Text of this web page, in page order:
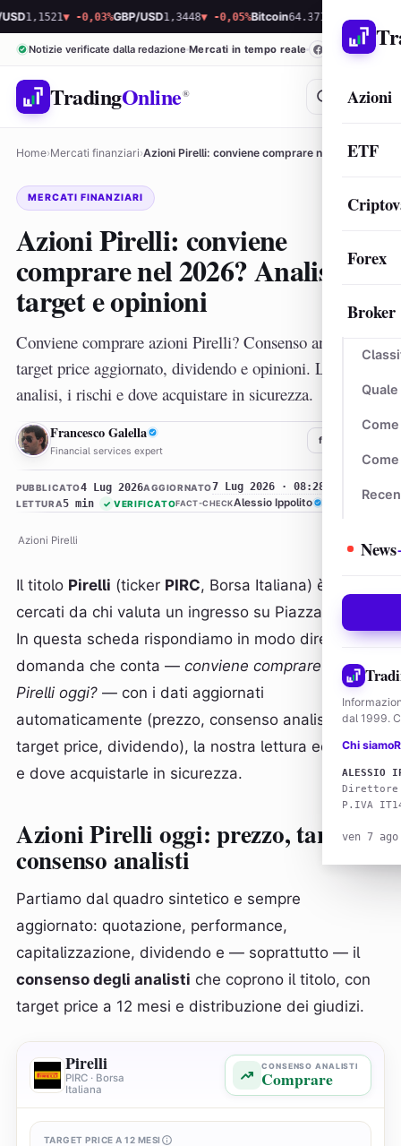
Azioni
ETF
Forex
Broker
News
dal 1999.
Chi siamo
ALESSIO
Direttore
P.IVA
ven 7
▼ -0,03% GBP/USD1,3448▼ -0,05% Bitcoin64.371,87▲ 0,08%Ethereum
Notizie verificate dalla redazione Mercati in tempo reale
TradingOnline®
Home›Mercati finanziari› Azioni Pirelli: conviene comprare nel 2026? Analisi, target…
MERCATI FINANZIARI
Azioni Pirelli: conviene
comprare nel 2026? Analisi,
target e opinioni
Conviene comprare azioni Pirelli? Consenso analisti,
target price aggiornato, dividendo e opinioni. La nostra
analisi, i rischi e dove acquistare in sicurezza.
FG Francesco Galella
Financial services expert
f
PUBBLICATO4 Lug 2026AGGIORNATO7 Lug 2026 · 08:28
LETTURA5 min ✓ VERIFICATOFACT-CHECKAlessio Ippolito
Azioni Pirelli
Il titolo Pirelli (ticker PIRC, Borsa Italiana) è tra i più
cercati da chi valuta un ingresso su Piazza Affari.
In questa scheda rispondiamo in modo diretto alla
domanda che conta — conviene comprare azioni
Pirelli oggi? — con i dati aggiornati
automaticamente (prezzo, consenso analisti,
target price, dividendo), la nostra lettura editoriale
e dove acquistarle in sicurezza.
Azioni Pirelli oggi: prezzo, target e
consenso analisti
Partiamo dal quadro sintetico e sempre
aggiornato: quotazione, performance,
capitalizzazione, dividendo e — soprattutto — il
consenso degli analisti che coprono il titolo, con
target price a 12 mesi e distribuzione dei giudizi.
Pirelli
PIRC · Borsa
Italiana
CONSENSO ANALISTI
Comprare
TARGET PRICE A 12 MESI